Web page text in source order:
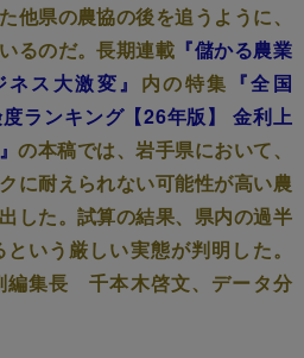
他県の農協の後を追うように、
るのだ。長期連載 『儲かる農業
ス大激変』 内の特集 『全国
ランキング【26年版】 金利上
の本稿では、岩手県において、
に耐えられない可能性が高い農
した。試算の結果、県内の過半
いう厳しい実態が判明した。
編集長 千本木啓文、データ分